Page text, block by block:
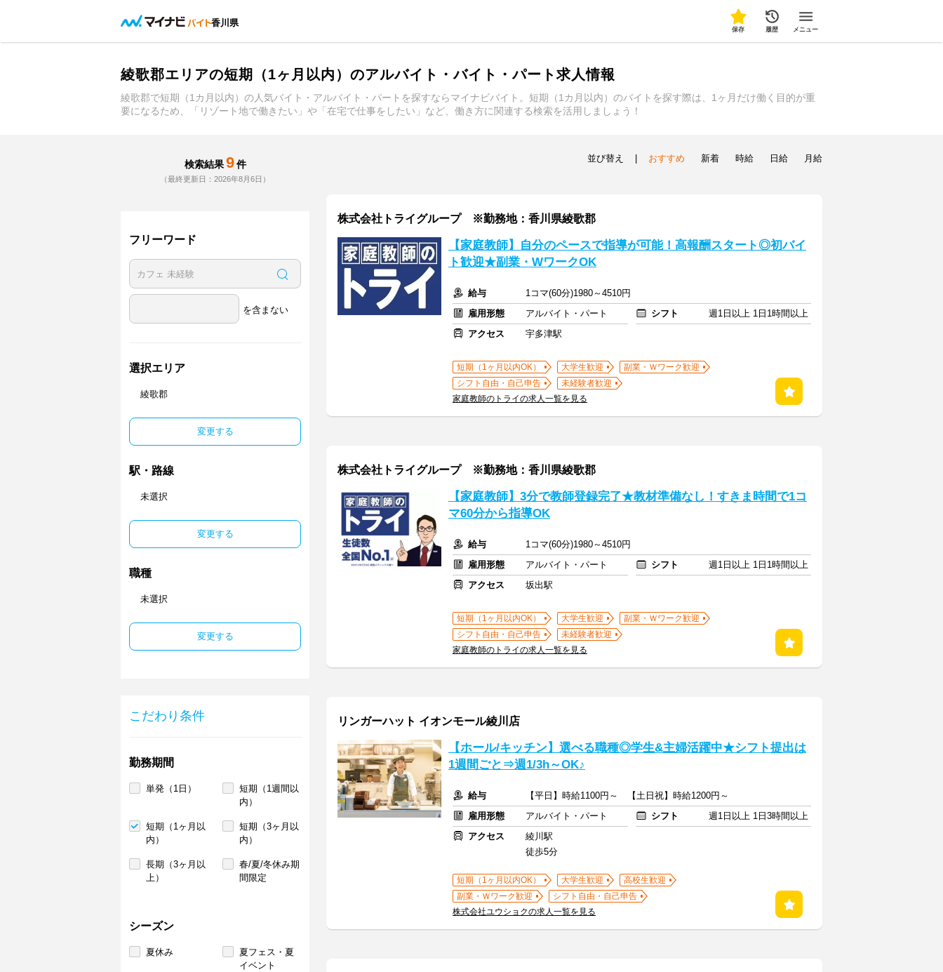
香川県
保存 履歴 メニュー
綾歌郡エリアの短期（1ヶ月以内）のアルバイト・バイト・パート求人情報
綾歌郡で短期（1カ月以内）の人気バイト・アルバイト・パートを探すならマイナビバイト。短期（1カ月以内）のバイトを探す際は、1ヶ月だけ働く目的が重
要になるため、「リゾート地で働きたい」や「在宅で仕事をしたい」など、働き方に関連する検索を活用しましょう！
検索結果 9 件
（最終更新日：2026年8月6日）
フリーワード
を含まない
選択エリア
綾歌郡
変更する
駅・路線
未選択
変更する
職種
未選択
変更する
こだわり条件
勤務期間
単発（1日）
短期（1週間以
内）
短期（1ヶ月以
内）
短期（3ヶ月以
内）
長期（3ヶ月以
上）
春/夏/冬休み期
間限定
シーズン
夏休み
夏フェス・夏
イベント
並び替え おすすめ 新着 時給 日給 月給
株式会社トライグループ ※勤務地：香川県綾歌郡
【家庭教師】自分のペースで指導が可能！高報酬スタート◎初バイ
ト歓迎★副業・WワークOK
給与
1コマ(60分)1980～4510円
雇用形態
アルバイト・パート シフト
週1日以上 1日1時間以上
アクセス
宇多津駅
短期（1ヶ月以内OK） 大学生歓迎
副業・Ｗワーク歓迎
シフト自由・自己申告
未経験者歓迎
家庭教師のトライの求人一覧を見る
株式会社トライグループ ※勤務地：香川県綾歌郡
【家庭教師】3分で教師登録完了★教材準備なし！すきま時間で1コ
マ60分から指導OK
給与
1コマ(60分)1980～4510円
雇用形態
アルバイト・パート シフト
週1日以上 1日1時間以上
アクセス
坂出駅
短期（1ヶ月以内OK） 大学生歓迎
副業・Ｗワーク歓迎
シフト自由・自己申告
未経験者歓迎
家庭教師のトライの求人一覧を見る
リンガーハット イオンモール綾川店
【ホール/キッチン】選べる職種◎学生&主婦活躍中★シフト提出は
1週間ごと⇒週1/3h～OK♪
給与
【平日】時給1100円～ 【土日祝】時給1200円～
雇用形態
アルバイト・パート シフト
週1日以上 1日3時間以上
アクセス
綾川駅
徒歩5分
短期（1ヶ月以内OK） 大学生歓迎
高校生歓迎
副業・Ｗワーク歓迎
シフト自由・自己申告
株式会社ユウショクの求人一覧を見る